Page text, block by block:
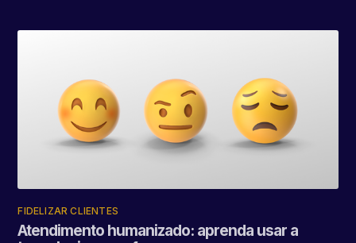
FIDELIZAR CLIENTES
Atendimento humanizado: aprenda usar a